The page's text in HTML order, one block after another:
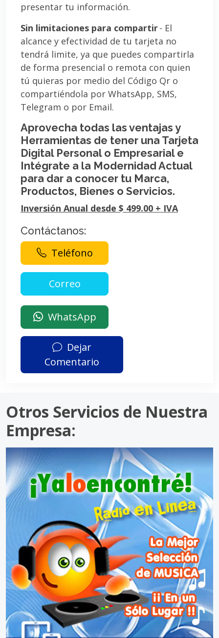
presentar tu información.
Sin limitaciones para compartir- El
alcance y efectividad de tu tarjeta no
tendrá limite, ya que puedes compartirla
de forma presencial o remota con quien
tú quieras por medio del Código Qr o
compartiéndola por WhatsApp, SMS,
Telegram o por Email.
Aprovecha todas las ventajas y
Herramientas de tener una Tarjeta
Digital Personal o Empresarial e
Intégrate a la Modernidad Actual
para dar a conocer tu Marca,
Productos, Bienes o Servicios.
Inversión Anual desde $ 499.00 + IVA
Contáctanos:
Teléfono
WhatsApp
Dejar
Comentario
Otros Servicios de Nuestra
Empresa: